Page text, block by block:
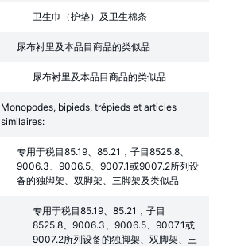
卫生巾（护垫）及卫生棉条
尿布衬里及本品目商品的类似品
尿布衬里及本品目商品的类似品
Monopodes, bipieds, trépieds et articles
similaires:
专用于税目85.19、85.21，子目8525.8、
9006.3、9006.5、9007.1或9007.2所列设
备的独脚架、双脚架、三脚架及类似品
专用于税目85.19、85.21，子目
8525.8、9006.3、9006.5、9007.1或
9007.2所列设备的独脚架、双脚架、三